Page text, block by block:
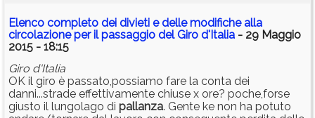
Elenco completo dei divieti e delle modifiche alla
circolazione per il passaggio del Giro d'Italia - 29 Maggio
2015 - 18:15
Giro d'Italia
OK il giro è passato,possiamo fare la conta dei
danni...strade effettivamente chiuse x ore? poche,forse
giusto il lungolago di pallanza. Gente ke non ha potuto